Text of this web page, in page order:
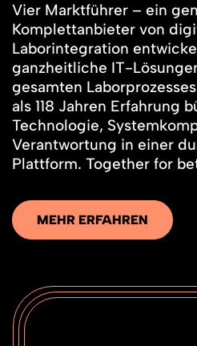
Vier Marktführer – ein
Komplettanbieter von
Laborintegration
ganzheitliche IT-
gesamten
als 118 Jahren Erfahrung
Technologie,
Verantwortung in einer
Plattform. Together for
MEHR ERFAHREN